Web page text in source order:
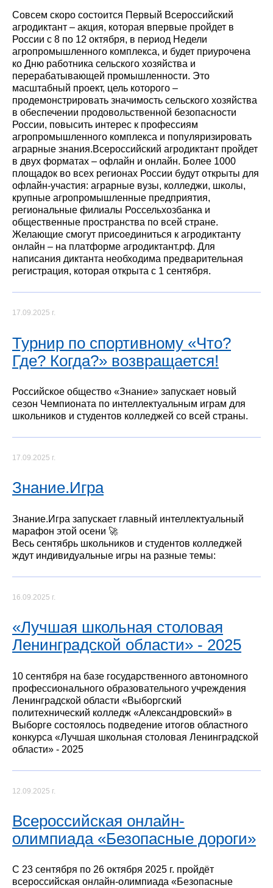
Совсем скоро состоится Первый Всероссийский
агродиктант – акция, которая впервые пройдет в
России с 8 по 12 октября, в период Недели
агропромышленного комплекса, и будет приурочена
ко Дню работника сельского хозяйства и
перерабатывающей промышленности. Это
масштабный проект, цель которого –
продемонстрировать значимость сельского хозяйства
в обеспечении продовольственной безопасности
России, повысить интерес к профессиям
агропромышленного комплекса и популяризировать
аграрные знания.Всероссийский агродиктант пройдет
в двух форматах – офлайн и онлайн. Более 1000
площадок во всех регионах России будут открыты для
офлайн-участия: аграрные вузы, колледжи, школы,
крупные агропромышленные предприятия,
региональные филиалы Россельхозбанка и
общественные пространства по всей стране.
Желающие смогут присоединиться к агродиктанту
онлайн – на платформе агродиктант.рф. Для
написания диктанта необходима предварительная
регистрация, которая открыта с 1 сентября.
17.09.2025 г.
Турнир по спортивному «Что?
Где? Когда?» возвращается!
Российское общество «Знание» запускает новый
сезон Чемпионата по интеллектуальным играм для
школьников и студентов колледжей со всей страны.
17.09.2025 г.
Знание.Игра
Знание.Игра запускает главный интеллектуальный
марафон этой осени 🚀
Весь сентябрь школьников и студентов колледжей
ждут индивидуальные игры на разные темы:
16.09.2025 г.
«Лучшая школьная столовая
Ленинградской области» - 2025
10 сентября на базе государственного автономного
профессионального образовательного учреждения
Ленинградской области «Выборгский
политехнический колледж «Александровский» в
Выборге состоялось подведение итогов областного
конкурса «Лучшая школьная столовая Ленинградской
области» - 2025
12.09.2025 г.
Всероссийская онлайн-
олимпиада «Безопасные дороги»
С 23 сентября по 26 октября 2025 г. пройдёт
всероссийская онлайн-олимпиада «Безопасные